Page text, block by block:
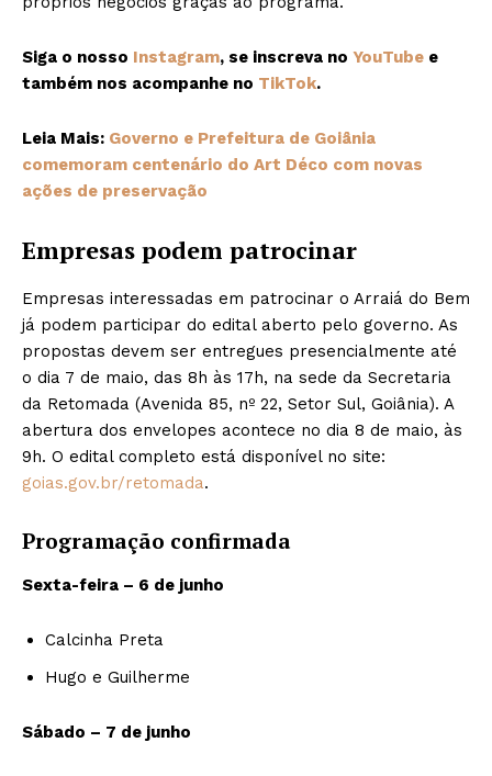
Siga o nosso Instagram, se inscreva no YouTube e
também nos acompanhe no TikTok.
Leia Mais: Governo e Prefeitura de Goiânia
comemoram centenário do Art Déco com novas
ações de preservação
Empresas podem patrocinar
Empresas interessadas em patrocinar o Arraiá do Bem
já podem participar do edital aberto pelo governo. As
propostas devem ser entregues presencialmente até
o dia 7 de maio, das 8h às 17h, na sede da Secretaria
da Retomada (Avenida 85, nº 22, Setor Sul, Goiânia). A
abertura dos envelopes acontece no dia 8 de maio, às
9h. O edital completo está disponível no site:
goias.gov.br/retomada.
Programação confirmada
Sexta-feira – 6 de junho
Calcinha Preta
Hugo e Guilherme
Sábado – 7 de junho